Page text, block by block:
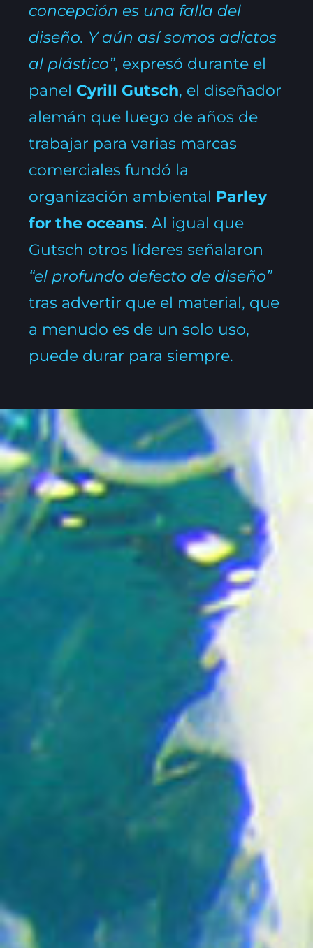
concepción es una falla del
diseño. Y aún así somos adictos
al plástico”, expresó durante el
panel Cyrill Gutsch, el diseñador
alemán que luego de años de
trabajar para varias marcas
comerciales fundó la
organización ambiental Parley
for the oceans. Al igual que
Gutsch otros líderes señalaron
“el profundo defecto de diseño”
tras advertir que el material, que
a menudo es de un solo uso,
puede durar para siempre.